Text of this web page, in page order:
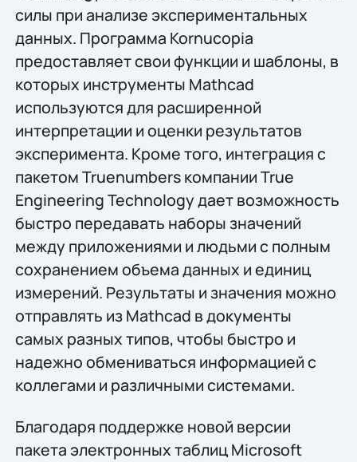
силы при анализе экспериментальных
данных. Программа Kornucopia
предоставляет свои функции и шаблоны, в
которых инструменты Mathcad
используются для расширенной
интерпретации и оценки результатов
эксперимента. Кроме того, интеграция с
пакетом Truenumbers компании True
Engineering Technology дает возможность
быстро передавать наборы значений
между приложениями и людьми с полным
сохранением объема данных и единиц
измерений. Результаты и значения можно
отправлять из Mathcad в документы
самых разных типов, чтобы быстро и
надежно обмениваться информацией с
коллегами и различными системами.
Благодаря поддержке новой версии
пакета электронных таблиц Microsoft